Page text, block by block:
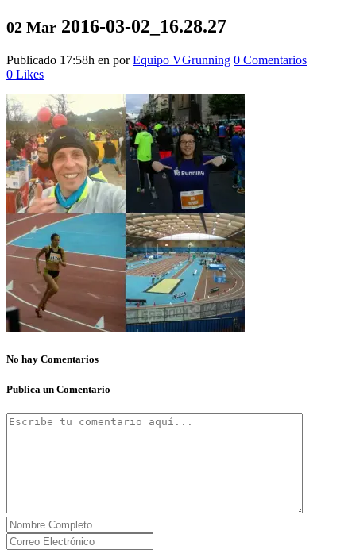
02 Mar 2016-03-02_16.28.27
Publicado 17:58h en porEquipo VGrunning 0 Comentarios
0 Likes
No hay Comentarios
Publica un Comentario